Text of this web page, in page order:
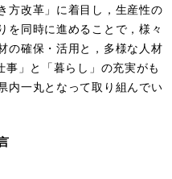
方改革」に着目し，生産性の
を同時に進めることで，様々
の確保・活用と，多様な人材
事」と「暮らし」の充実がも
内一丸となって取り組んでい